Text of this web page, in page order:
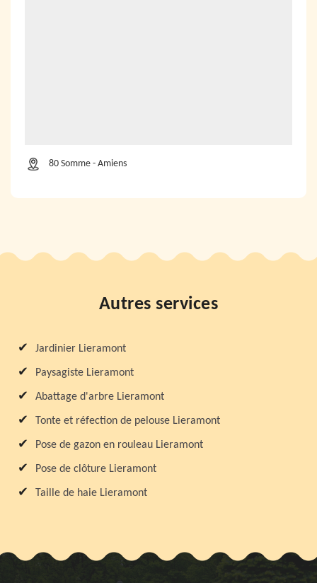
80 Somme - Amiens
Autres services
Jardinier Lieramont
Paysagiste Lieramont
Abattage d'arbre Lieramont
Tonte et réfection de pelouse Lieramont
Pose de gazon en rouleau Lieramont
Pose de clôture Lieramont
Taille de haie Lieramont